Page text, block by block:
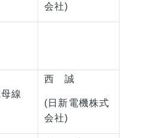
会社)
線
西 誠
(日新電機株式
会社)